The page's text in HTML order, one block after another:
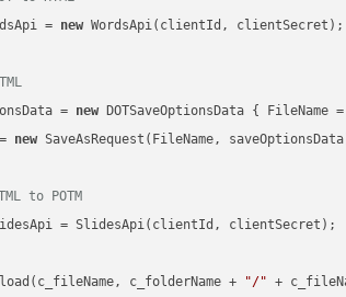
= new WordsApi(clientId, clientSecret);
= new DOTSaveOptionsData { FileName =
new SaveAsRequest(FileName,
to POTM
= SlidesApi(clientId, clientSecret);
c_folderName + "/" +